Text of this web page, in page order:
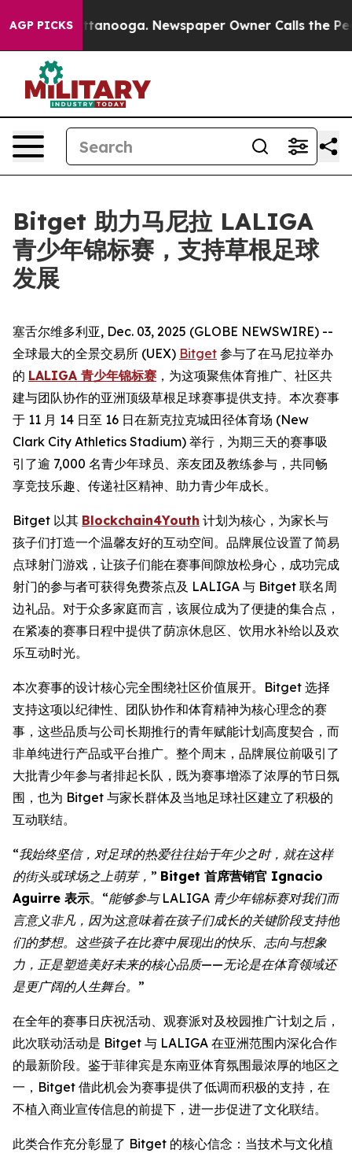
AGP PICKS
in Chattanooga. Newspaper Owner Calls the
Bitget 助力马尼拉 LALIGA
青少年锦标赛，支持草根足球
发展
塞舌尔维多利亚, Dec. 03, 2025 (GLOBE NEWSWIRE) --
全球最大的全景交易所 (UEX) Bitget 参与了在马尼拉举办
的 LALIGA 青少年锦标赛 ，为这项聚焦体育推广、社区共
建与团队协作的亚洲顶级草根足球赛事提供支持。本次赛事
于 11 月 14 日至 16 日在新克拉克城田径体育场 (New
Clark City Athletics Stadium) 举行，为期三天的赛事吸
引了逾 7,000 名青少年球员、亲友团及教练参与，共同畅
享竞技乐趣、传递社区精神、助力青少年成长。
Bitget 以其 Blockchain4Youth 计划为核心，为家长与
孩子们打造一个温馨友好的互动空间。品牌展位设置了简易
点球射门游戏，让孩子们能在赛事间隙放松身心，成功完成
射门的参与者可获得免费茶点及 LALIGA 与 Bitget 联名周
边礼品。对于众多家庭而言，该展位成为了便捷的集合点，
在紧凑的赛事日程中提供了荫凉休息区、饮用水补给以及欢
乐互动时光。
本次赛事的设计核心完全围绕社区价值展开。Bitget 选择
支持这项以纪律性、团队协作和体育精神为核心理念的赛
事，这些品质与公司长期推行的青年赋能计划高度契合，而
非单纯进行产品或平台推广。整个周末，品牌展位前吸引了
大批青少年参与者排起长队，既为赛事增添了浓厚的节日氛
围，也为 Bitget 与家长群体及当地足球社区建立了积极的
互动联结。
“我始终坚信，对足球的热爱往往始于年少之时，就在这样
的街头或球场之上萌芽，” Bitget 首席营销官 Ignacio
Aguirre 表示。 “能够参与 LALIGA 青少年锦标赛对我们而
言意义非凡，因为这意味着在孩子们成长的关键阶段支持他
们的梦想。这些孩子在比赛中展现出的快乐、志向与想象
力，正是塑造美好未来的核心品质——无论是在体育领域还
是更广阔的人生舞台。”
在全年的赛事日庆祝活动、观赛派对及校园推广计划之后，
此次联动活动是 Bitget 与 LALIGA 在亚洲范围内深化合作
的最新阶段。鉴于菲律宾是东南亚体育氛围最浓厚的地区之
一，Bitget 借此机会为赛事提供了低调而积极的支持，在
不植入商业宣传信息的前提下，进一步促进了文化联结。
此类合作充分彰显了 Bitget 的核心信念：当技术与文化植